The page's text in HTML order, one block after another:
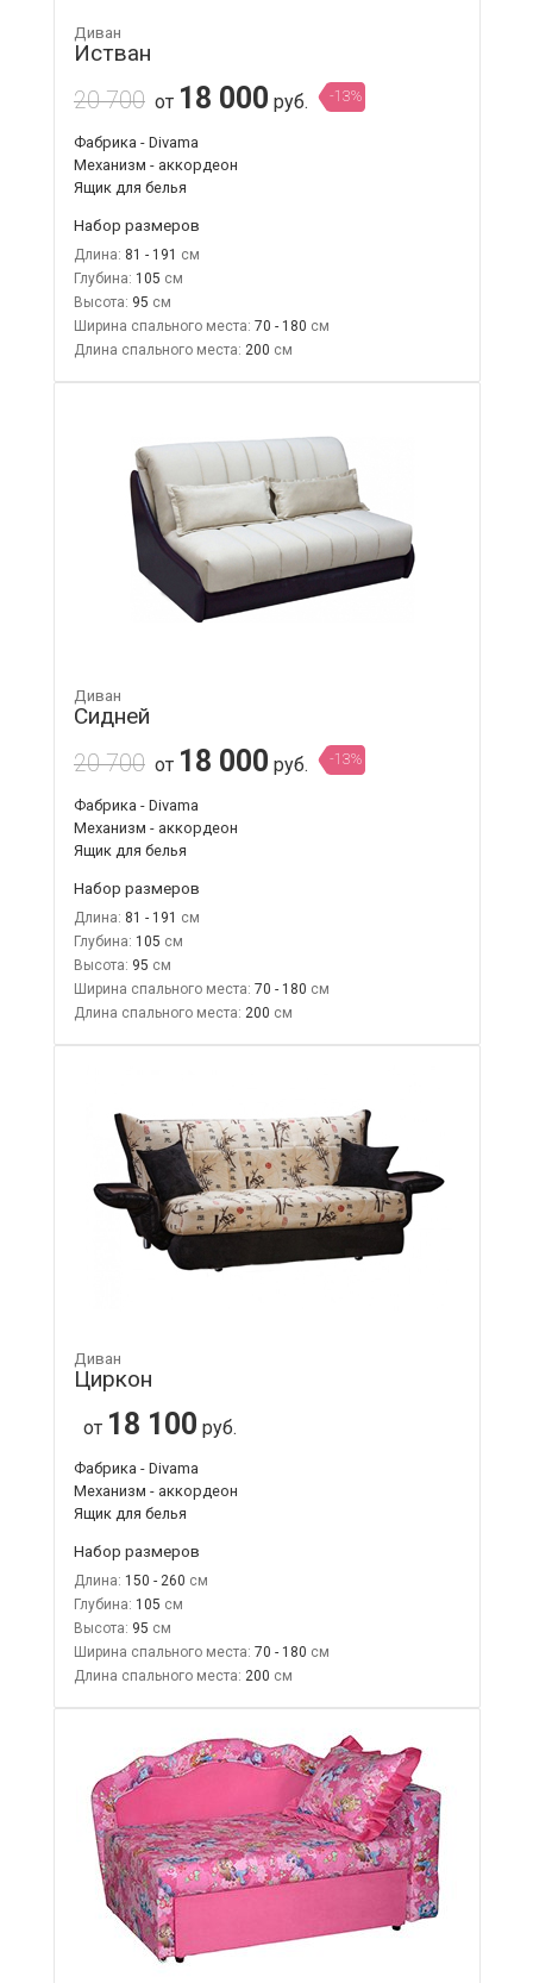
Диван
Истван
20 700 от 18 000 руб. -13%
Фабрика - Divama
Механизм - аккордеон
Ящик для белья
Набор размеров
Длина: 81 - 191
Глубина: 105
Высота: 95
Ширина спального места: 70 - 180
Длина спального места: 200
Диван
Сидней
20 700 от 18 000 руб. -13%
Фабрика - Divama
Механизм - аккордеон
Ящик для белья
Набор размеров
Длина: 81 - 191
Глубина: 105
Высота: 95
Ширина спального места: 70 - 180
Длина спального места: 200
Диван
Циркон
от 18 100 руб.
Фабрика - Divama
Механизм - аккордеон
Ящик для белья
Набор размеров
Длина: 150 - 260
Глубина: 105
Высота: 95
Ширина спального места: 70 - 180
Длина спального места: 200